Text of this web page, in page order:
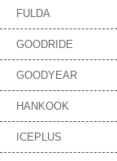
FULDA
GOODRIDE
GOODYEAR
HANKOOK
ICEPLUS